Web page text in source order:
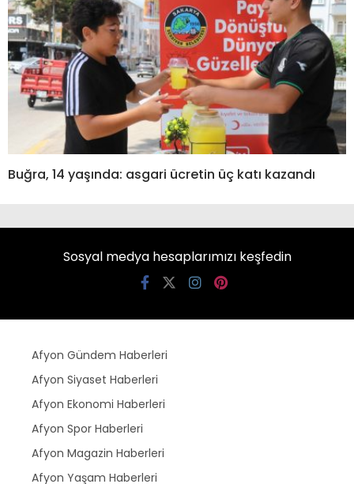
Buğra, 14 yaşında: asgari ücretin üç katı kazandı
Sosyal medya hesaplarımızı keşfedin
Afyon Gündem Haberleri
Afyon Siyaset Haberleri
Afyon Ekonomi Haberleri
Afyon Spor Haberleri
Afyon Magazin Haberleri
Afyon Yaşam Haberleri